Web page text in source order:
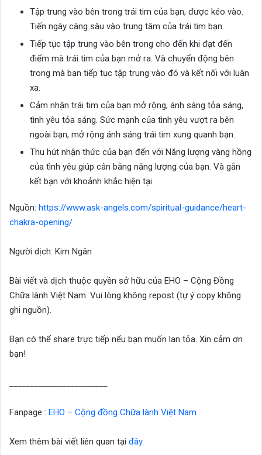
Tập trung vào bên trong trái tim của bạn, được kéo vào.
Tiến ngày càng sâu vào trung tâm của trái tim bạn.
Tiếp tục tập trung vào bên trong cho đến khi đạt đến
điểm mà trái tim của bạn mở ra. Và chuyển động bên
trong mà bạn tiếp tục tập trung vào đó và kết nối với luân
xa.
Cảm nhận trái tim của bạn mở rộng, ánh sáng tỏa sáng,
tình yêu tỏa sáng. Sức mạnh của tình yêu vượt ra bên
ngoài bạn, mở rộng ánh sáng trái tim xung quanh bạn.
Thu hút nhận thức của bạn đến với Năng lượng vàng hồng
của tình yêu giúp cân bằng năng lượng của bạn. Và gắn
kết bạn với khoảnh khắc hiện tại.
Nguồn: https://www.ask-angels.com/spiritual-guidance/heart-
chakra-opening/
Người dịch: Kim Ngân
Bài viết và dịch thuộc quyền sở hữu của EHO – Cộng Đồng
Chữa lành Việt Nam. Vui lòng không repost (tự ý copy không
ghi nguồn).
Bạn có thể share trực tiếp nếu bạn muốn lan tỏa. Xin cảm ơn
bạn!
Fanpage : EHO – Cộng đồng Chữa lành Việt Nam
Xem thêm bài viết liên quan tại đây.